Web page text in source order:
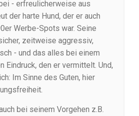
- erfreulicherweise aus
der harte Hund, der er auch
Werbe-Spots war. Seine
zeitweise aggressiv,
- und das alles bei einem
Eindruck, den er vermittelt. Und,
Im Sinne des Guten, hier
bei seinem Vorgehen z.B.